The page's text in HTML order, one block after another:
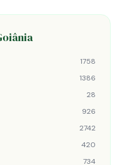
1758
1386
28
926
2742
420
734